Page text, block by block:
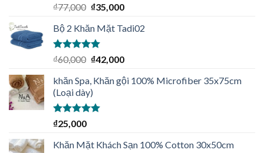
Được xếp
hạng
sao
₫77,000 ₫35,000
Bộ 2 Khăn Mặt Tadi02
Được xếp
hạng
sao
₫60,000 ₫42,000
khăn Spa, Khăn gội 100% Microfiber 35x75cm
(Loại dày)
Được xếp
hạng
sao
₫25,000
Khăn Mặt Khách Sạn 100% Cotton 30x50cm